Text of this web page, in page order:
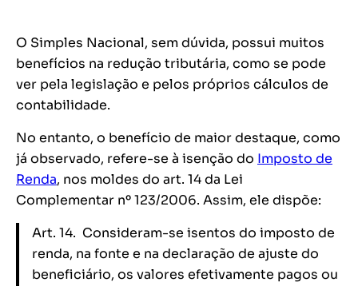
O Simples Nacional, sem dúvida, possui muitos
benefícios na redução tributária, como se pode
ver pela legislação e pelos próprios cálculos de
contabilidade.
No entanto, o benefício de maior destaque, como
já observado, refere-se à isenção do Imposto de
Renda, nos moldes do art. 14 da Lei
Complementar nº 123/2006. Assim, ele dispõe:
Art. 14. Consideram-se isentos do imposto de
renda, na fonte e na declaração de ajuste do
beneficiário, os valores efetivamente pagos ou